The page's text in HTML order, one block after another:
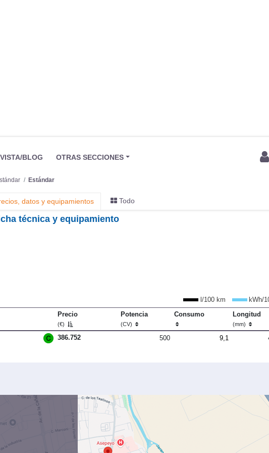
BLOG OTRAS SECCIONES
Estándar
datos y equipamientos Todo
técnica y equipamiento
l/100 km kWh/
Precio
(€)
Potencia
(CV)
Consumo Longitud
(mm)
386.752 500 9,1